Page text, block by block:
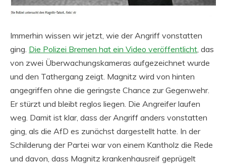
Immerhin wissen wir jetzt, wie der Angriff vonstatten
ging. Die Polizei Bremen hat ein Video veröffentlicht , das
von zwei Überwachungskameras aufgezeichnet wurde
und den Tathergang zeigt. Magnitz wird von hinten
angegriffen ohne die geringste Chance zur Gegenwehr.
Er stürzt und bleibt reglos liegen. Die Angreifer laufen
weg. Damit ist klar, dass der Angriff anders vonstatten
ging, als die AfD es zunächst dargestellt hatte. In der
Schilderung der Partei war von einem Kantholz die Rede
und davon, dass Magnitz krankenhausreif geprügelt